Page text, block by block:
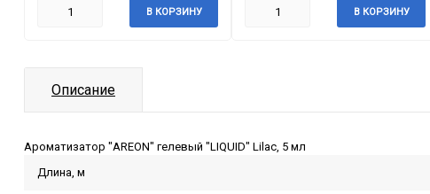
В КОРЗИНУ В КОРЗИНУ
Описание
Ароматизатор "AREON" гелевый "LIQUID" Lilac, 5 мл
Длина, м